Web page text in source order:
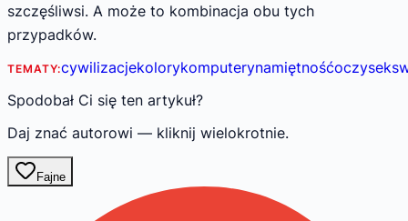
szczęśliwsi. A może to kombinacja obu tych
przypadków.
TEMATY:cywilizacjekolorykomputerynamiętnośćoczyseks
Spodobał Ci się ten artykuł?
Daj znać autorowi — kliknij wielokrotnie.
Fajne